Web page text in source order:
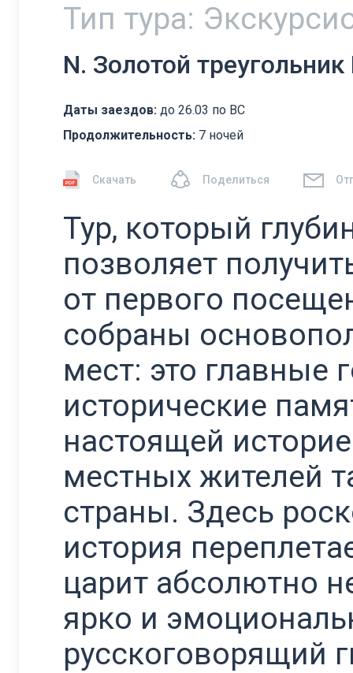
Тип тура:
N. Золотой
Даты заездов: до 26.03 по ВС
Продолжительность: 7 ночей
Скачать Поделиться
Тур, который
позволяет
от первого
собраны
мест: это главные
исторические
настоящей
местных жителей
страны. Здесь
история
царит абсолютно
ярко и
русскоговорящий